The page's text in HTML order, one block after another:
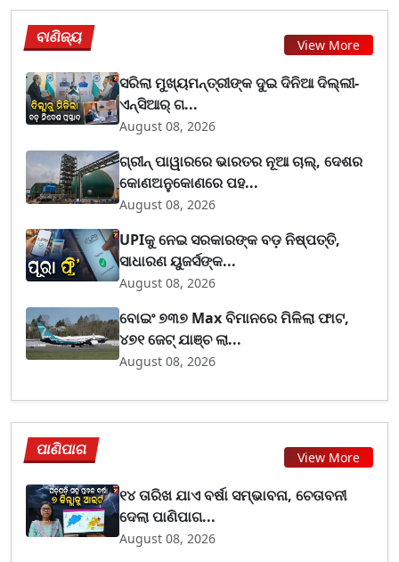
ବାଣିଜ୍ୟ View More
ସରିଲା ମୁଖ୍ୟମନ୍ତ୍ରୀଙ୍କ ଦୁଇ ଦିନିଆ ଦିଲ୍ଲୀ-
ଏନ୍‌ସିଆର୍ ଗ...
August 08, 2026
ଗ୍ରୀନ୍ ପାୱାରରେ ଭାରତର ନୂଆ ଚାଲ୍, ଦେଶର
କୋଣଅନୁକୋଣରେ ପହ...
August 08, 2026
UPIକୁ ନେଇ ସରକାରଙ୍କ ବଡ଼ ନିଷ୍ପତ୍ତି,
ସାଧାରଣ ୟୁଜର୍ସଙ୍କ...
August 08, 2026
ବୋଇଂ ୭୩୭ Max ବିମାନରେ ମିଳିଲା ଫାଟ,
୪୭୧ ଜେଟ୍ ଯାଞ୍ଚ ଲା...
August 08, 2026
ପାଣିପାଗ View More
୧୪ ତାରିଖ ଯାଏ ବର୍ଷା ସମ୍ଭାବନା, ଚେତାବନୀ
ଦେଲା ପାଣିପାଗ...
August 08, 2026